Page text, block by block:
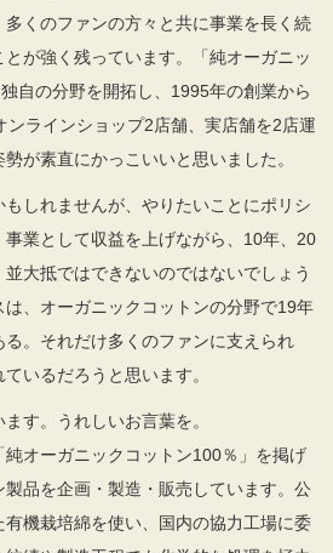
くのファンの方々と共に事業を長く続
が強く残っています。「純オーガニッ
自の分野を開拓し、1995年の創業から
ンラインショップ2店舗、実店舗を2店運
が素直にかっこいいと思いました。
しれませんが、やりたいことにポリシ
業として収益を上げながら、10年、20
大抵ではできないのではないでしょう
、オーガニックコットンの分野で19年
。それだけ多くのファンに支えられ
いるだろうと思います。
す。うれしいお言葉を。
純オーガニックコットン100％」を掲げ
品を企画・製造・販売しています。公
機栽培綿を使い、国内の協力工場に委